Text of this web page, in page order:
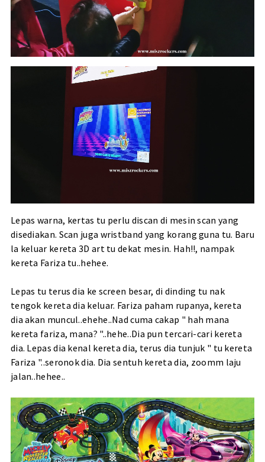
Lepas warna, kertas tu perlu discan di mesin scan yang
disediakan. Scan juga wristband yang korang guna tu. Baru
la keluar kereta 3D art tu dekat mesin. Hah!!, nampak
kereta Fariza tu..hehee.
Lepas tu terus dia ke screen besar, di dinding tu nak
tengok kereta dia keluar. Fariza paham rupanya, kereta
dia akan muncul..ehehe..Nad cuma cakap " hah mana
kereta fariza, mana? "..hehe..Dia pun tercari-cari kereta
dia. Lepas dia kenal kereta dia, terus dia tunjuk " tu kereta
Fariza "..seronok dia. Dia sentuh kereta dia, zoomm laju
jalan..hehee..